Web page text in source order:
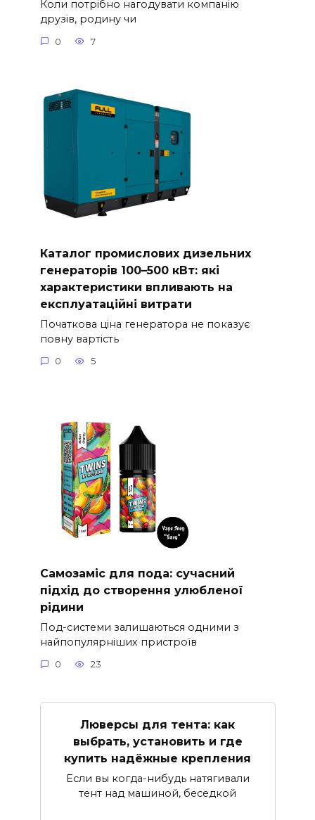
Коли потрібно нагодувати компанію
друзів, родину чи
0 7
Каталог промислових дизельних
генераторів 100–500 кВт: які
характеристики впливають на
експлуатаційні витрати
Початкова ціна генератора не показує
повну вартість
0 5
Самозаміс для пода: сучасний
підхід до створення улюбленої
рідини
Под-системи залишаються одними з
найпопулярніших пристроїв
0 23
Люверсы для тента: как
выбрать, установить и где
купить надёжные крепления
Если вы когда-нибудь натягивали
тент над машиной, беседкой